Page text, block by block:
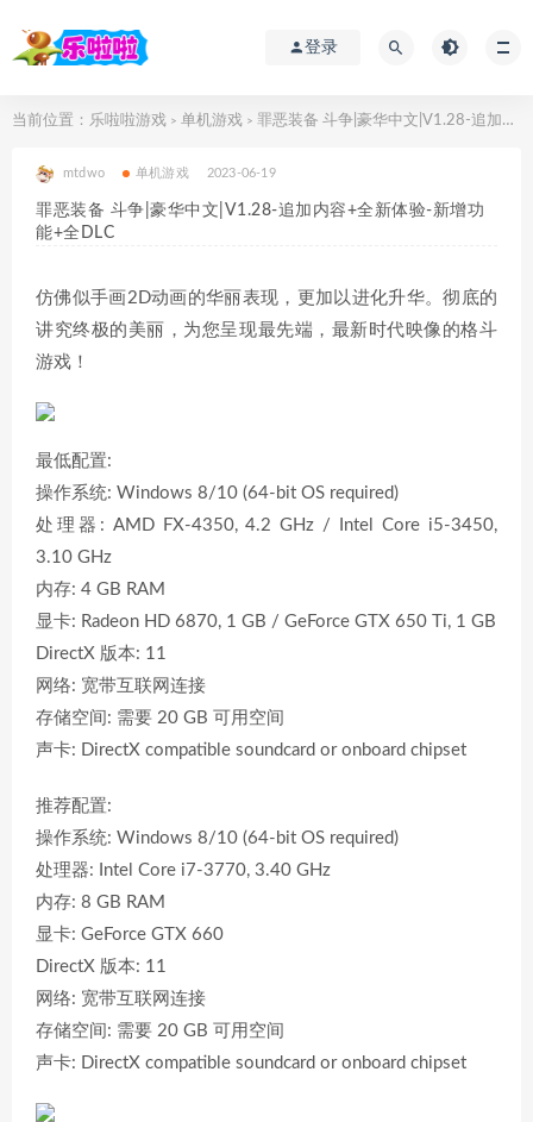
登录
当前位置： 乐啦啦游戏 > 单机游戏 > 罪恶装备 斗争|豪华中文|V1.28-追加内容+全新体验-新增功能+全DLC
mtdwo 单机游戏 2023-06-19
罪恶装备 斗争|豪华中文|V1.28-追加内容+全新体验-新增功
能+全DLC
仿佛似手画2D动画的华丽表现，更加以进化升华。彻底的
讲究终极的美丽，为您呈现最先端，最新时代映像的格斗
游戏！
最低配置:
操作系统: Windows 8/10 (64-bit OS required)
处理器: AMD FX-4350, 4.2 GHz / Intel Core i5-3450,
3.10 GHz
内存: 4 GB RAM
显卡: Radeon HD 6870, 1 GB / GeForce GTX 650 Ti, 1 GB
DirectX 版本: 11
网络: 宽带互联网连接
存储空间: 需要 20 GB 可用空间
声卡: DirectX compatible soundcard or onboard chipset
推荐配置:
操作系统: Windows 8/10 (64-bit OS required)
处理器: Intel Core i7-3770, 3.40 GHz
内存: 8 GB RAM
显卡: GeForce GTX 660
DirectX 版本: 11
网络: 宽带互联网连接
存储空间: 需要 20 GB 可用空间
声卡: DirectX compatible soundcard or onboard chipset